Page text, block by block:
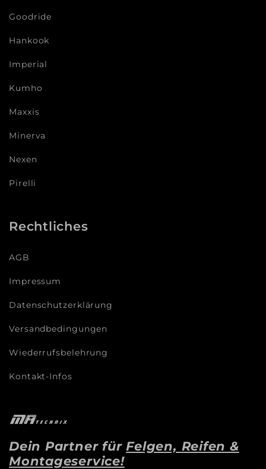
Goodride
Hankook
Imperial
Kumho
Maxxis
Minerva
Nexen
Pirelli
Rechtliches
AGB
Impressum
Datenschutzerklärung
Versandbedingungen
Wiederrufsbelehrung
Kontakt-Infos
Dein Partner fürFelgen, Reifen &
Montageservice!